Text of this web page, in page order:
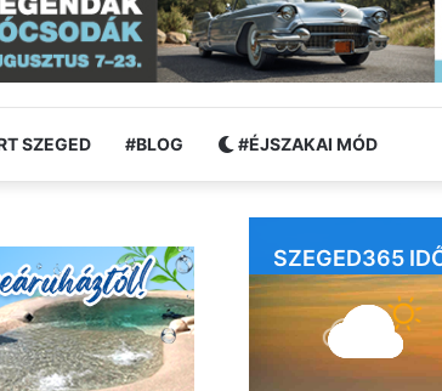
SZEGED #BLOG #ÉJSZAKAI MÓD
SZEGED365